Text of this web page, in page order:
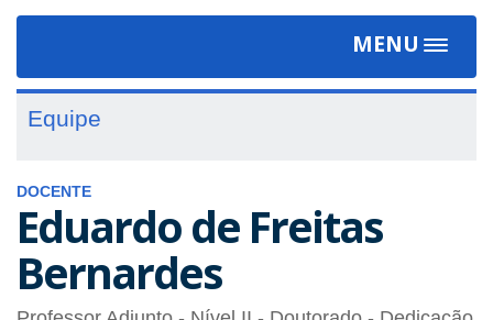
MENU
Toggle
Equipe
DOCENTE
Eduardo de Freitas
Bernardes